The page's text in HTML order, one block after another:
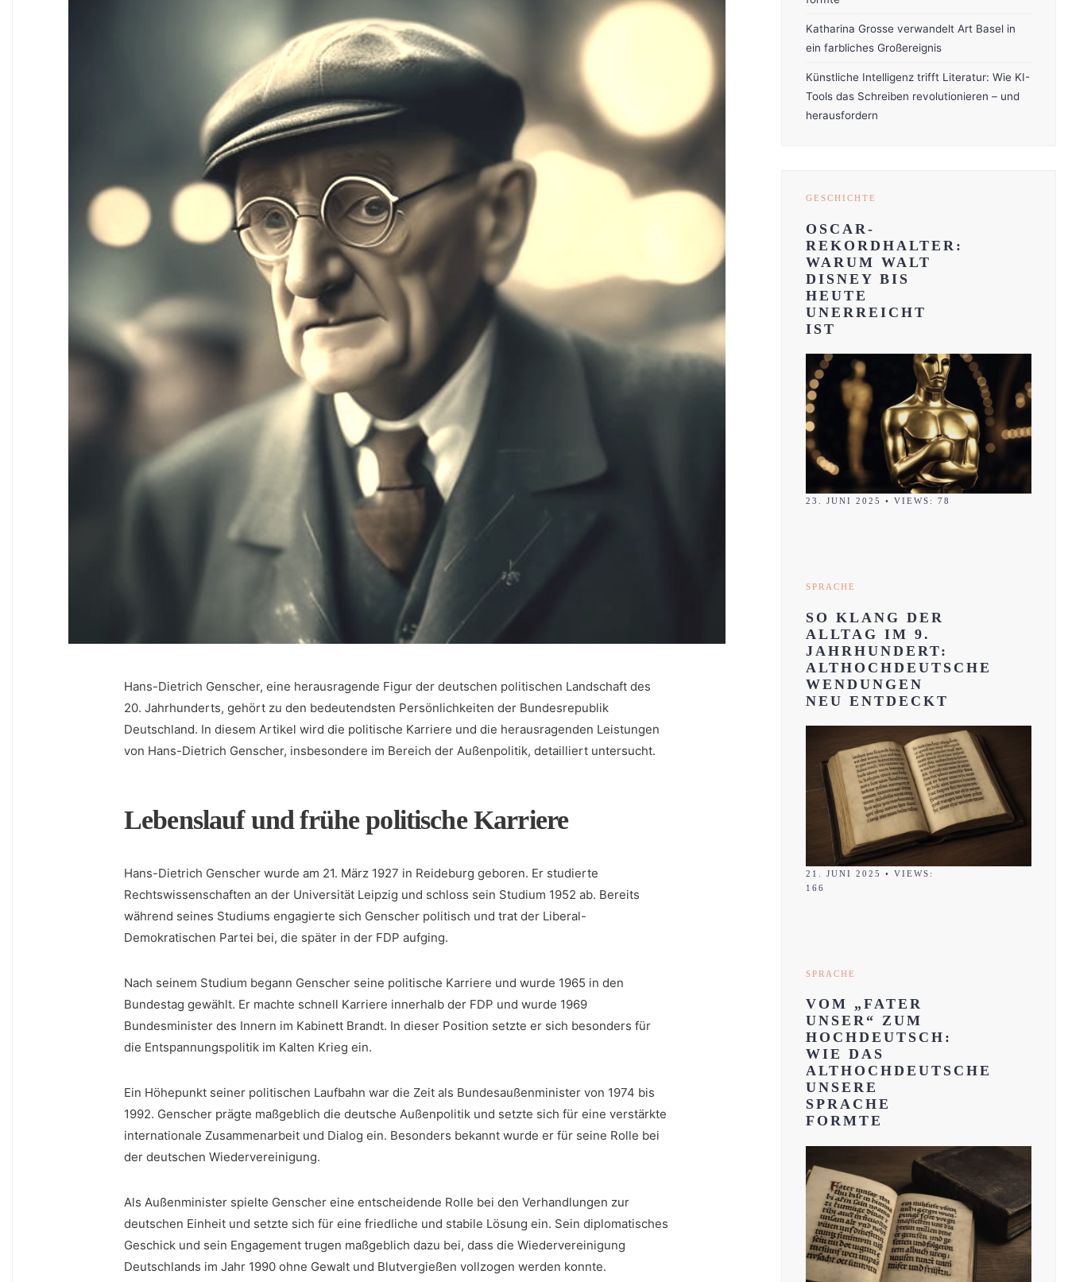
Hans-Dietrich Genscher, eine herausragende​ Figur ⁢der‌ deutschen​ politischen Landschaft des
20. Jahrhunderts, gehört zu den bedeutendsten Persönlichkeiten der Bundesrepublik
Deutschland.​ In diesem Artikel wird die ⁢politische Karriere ‌und die herausragenden Leistungen
von Hans-Dietrich Genscher, insbesondere im Bereich der Außenpolitik, detailliert untersucht.
Lebenslauf und ⁣frühe politische Karriere
Hans-Dietrich‌ Genscher wurde ⁢am 21. März 1927 in Reideburg geboren. Er studierte
Rechtswissenschaften an ⁣der Universität Leipzig und schloss sein ‌Studium 1952 ab. Bereits
‍während seines Studiums engagierte sich ‌Genscher politisch ⁢und trat der ‌Liberal-
Demokratischen‍ Partei bei, die später in der FDP aufging.
Nach ​seinem‌ Studium ⁤begann Genscher seine politische Karriere ⁤und wurde 1965 ⁣in den
Bundestag⁤ gewählt. Er machte schnell Karriere⁢ innerhalb der FDP und wurde 1969
Bundesminister des Innern im Kabinett Brandt. In dieser Position⁣ setzte er sich besonders für
die Entspannungspolitik⁢ im Kalten ⁤Krieg ein.
Ein​ Höhepunkt seiner ‍politischen Laufbahn war die ⁢Zeit als ‌Bundesaußenminister von 1974 bis
1992. ⁣Genscher prägte ​maßgeblich ⁣die deutsche ​Außenpolitik und ‍setzte‍ sich ⁤für eine verstärkte
internationale Zusammenarbeit und Dialog ein. Besonders bekannt wurde er für ‍seine Rolle bei
⁣der⁢ deutschen Wiedervereinigung.
Als Außenminister spielte Genscher eine entscheidende Rolle bei den Verhandlungen zur
deutschen Einheit und setzte ⁢sich für‌ eine friedliche und ‌stabile Lösung ein. Sein ‍diplomatisches‌
Geschick und sein Engagement trugen maßgeblich dazu bei,‍ dass die ​Wiedervereinigung
Deutschlands im​ Jahr⁤ 1990 ohne Gewalt und Blutvergießen vollzogen​ werden konnte.
Katharina Grosse verwandelt Art Basel in
ein farbliches Großereignis
Künstliche Intelligenz trifft Literatur: Wie KI-
Tools das Schreiben revolutionieren – und
herausfordern
GESCHICHTE
OSCAR-
REKORDHALTER:
WARUM WALT
DISNEY BIS
HEUTE
UNERREICHT
IST
23. JUNI 2025 • VIEWS: 78
SPRACHE
SO KLANG DER
ALLTAG IM 9.
JAHRHUNDERT:
ALTHOCHDEUTSCHE
WENDUNGEN
NEU ENTDECKT
21. JUNI 2025 • VIEWS:
166
SPRACHE
VOM „FATER
UNSER“ ZUM
HOCHDEUTSCH:
WIE DAS
ALTHOCHDEUTSCHE
UNSERE
SPRACHE
FORMTE